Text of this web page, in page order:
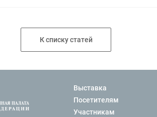
К списку статей
Выставка
Посетителям
Участникам